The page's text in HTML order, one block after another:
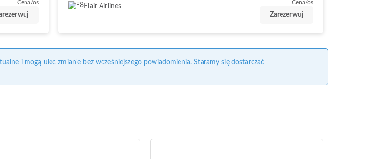
Cena/os
Flair Airlines
Cena/os
Zarezerwuj
i mogą ulec zmianie bez wcześniejszego powiadomienia. Staramy się dostarczać